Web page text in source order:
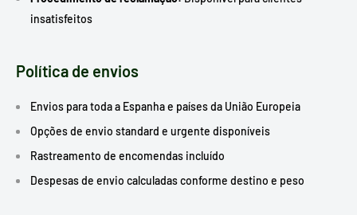
insatisfeitos
Política de envios
Envios para toda a Espanha e países da União Europeia
Opções de envio standard e urgente disponíveis
Rastreamento de encomendas incluído
Despesas de envio calculadas conforme destino e peso